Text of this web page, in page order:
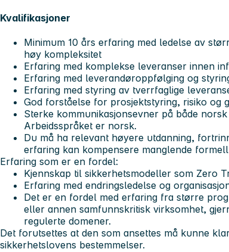
Kvalifikasjoner
Minimum 10 års erfaring med ledelse av
høy kompleksitet
Erfaring med komplekse leveranser innen
Erfaring med leverandøroppfølging og
Erfaring med styring av tverrfaglige
God forståelse for prosjektstyring, risiko og
Sterke kommunikasjonsevner på både
Arbeidsspråket er norsk.
Du må ha relevant høyere utdanning,
erfaring kan kompensere manglende
Erfaring som er en fordel:
Kjennskap til sikkerhetsmodeller som Zero
Erfaring med endringsledelse og
Det er en fordel med erfaring fra større
eller annen samfunnskritisk virksomhet,
regulerte domener.
Det forutsettes at den som ansettes må kunne
sikkerhetslovens bestemmelser.